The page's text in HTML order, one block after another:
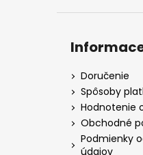
Doručenie
Spôsoby
Hodnotenie
Obchodné
Podmienky
údajov